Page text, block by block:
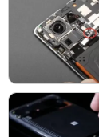
службы.
Если вы
аналога
Независимо от